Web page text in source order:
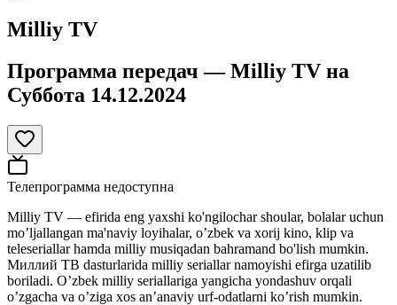
Milliy TV
Программа передач —Milliy TV на
Суббота 14.12.2024
Телепрограмма недоступна
Milliy TV — efirida eng yaxshi ko'ngilochar shoular, bolalar uchun
mo’ljallangan ma'naviy loyihalar, o’zbek va xorij kino, klip va
teleseriallar hamda milliy musiqadan bahramand bo'lish mumkin.
Миллий ТВ dasturlarida milliy seriallar namoyishi efirga uzatilib
boriladi. O’zbek milliy seriallariga yangicha yondashuv orqali
o’zgacha va o’ziga xos an’anaviy urf-odatlarni ko’rish mumkin.